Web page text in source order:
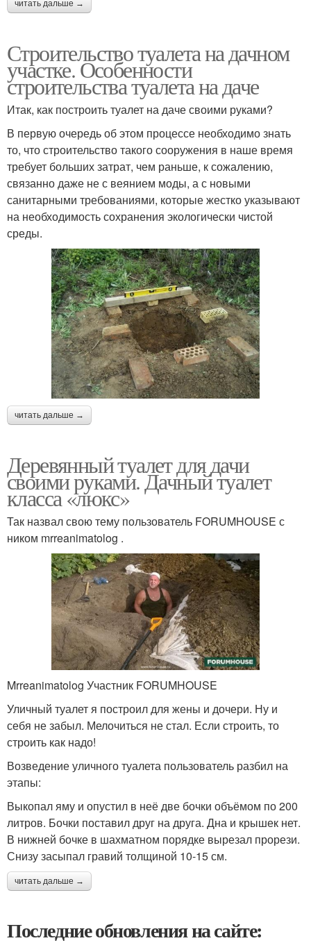
читать дальше →
Строительство туалета на дачном
участке. Особенности
строительства туалета на даче
Итак, как построить туалет на даче своими руками?
В первую очередь об этом процессе необходимо знать
то, что строительство такого сооружения в наше время
требует больших затрат, чем раньше, к сожалению,
связанно даже не с веянием моды, а с новыми
санитарными требованиями, которые жестко указывают
на необходимость сохранения экологически чистой
среды.
читать дальше →
Деревянный туалет для дачи
своими руками. Дачный туалет
класса «люкс»
Так назвал свою тему пользователь FORUMHOUSE с
ником mrreanimatolog .
Mrreanimatolog Участник FORUMHOUSE
Уличный туалет я построил для жены и дочери. Ну и
себя не забыл. Мелочиться не стал. Если строить, то
строить как надо!
Возведение уличного туалета пользователь разбил на
этапы:
Выкопал яму и опустил в неё две бочки объёмом по 200
литров. Бочки поставил друг на друга. Дна и крышек нет.
В нижней бочке в шахматном порядке вырезал прорези.
Снизу засыпал гравий толщиной 10-15 см.
читать дальше →
Последние обновления на сайте: